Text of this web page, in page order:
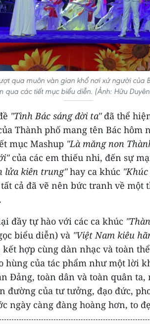
qua muôn vàn gian khổ nơi xứ người của
qua các tiết mục biểu diễn. (Ảnh: Hữu
"Tình Bác sáng đời ta" đã thể
Thành phố mang tên Bác hôm
mục Mashup "Là măng non
của các em thiếu nhi, đến sự
lửa kiên trung"hay ca khúc
cả đã vẽ nên bức tranh về một
đầy tự hào với các ca khúc
biểu diễn) và "Việt Nam kiêu
hợp cùng dàn nhạc và toàn
hùng của tác phẩm như một lời
Đảng, toàn dân và toàn quân ta,
đường của tư tưởng, đạo đức,
ngày càng đàng hoàng hơn, to